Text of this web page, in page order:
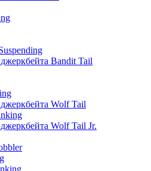
Bandit Tail
Wolf Tail
Wolf Tail Jr.